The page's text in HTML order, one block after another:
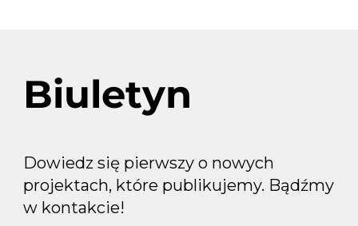
Biuletyn
Dowiedz się pierwszy o nowych
projektach, które publikujemy. Bądźmy
w kontakcie!